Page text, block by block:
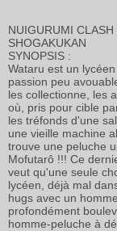
NUIGURUMI
SHOGAKUKAN
SYNOPSIS :
Wataru est un
passion peu
les collectionne, les
où, pris pour cible
les tréfonds d'une
une vieille machine
trouve une peluche
Mofutarô !!! Ce
veut qu'une seule
lycéen, déjà mal
hugs avec un
profondément
homme-peluche à